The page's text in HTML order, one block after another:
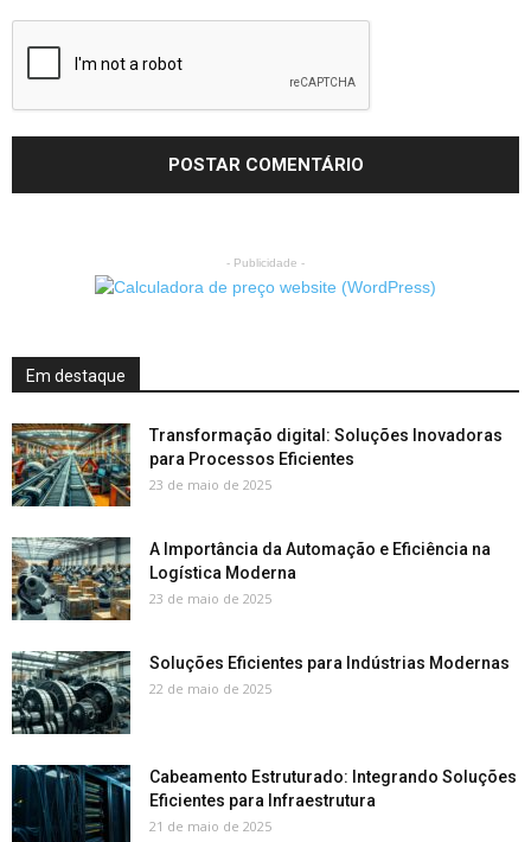
- Publicidade -
Em destaque
Transformação digital: Soluções Inovadoras
para Processos Eficientes
23 de maio de 2025
A Importância da Automação e Eficiência na
Logística Moderna
23 de maio de 2025
Soluções Eficientes para Indústrias Modernas
22 de maio de 2025
Cabeamento Estruturado: Integrando Soluções
Eficientes para Infraestrutura
21 de maio de 2025